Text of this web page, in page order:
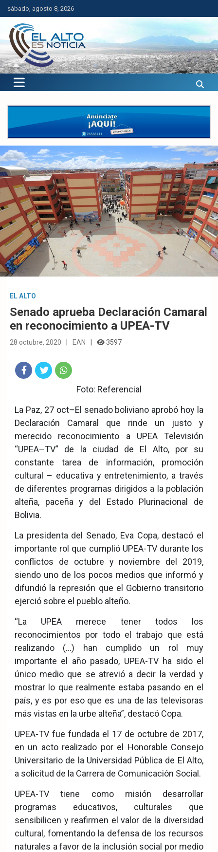
Saltar
al
contenido
sábado, agosto 8, 2026
El Alto es Noticia
Últimas noticias de El Alto, Bolivia y el mundo.
EL ALTO
Senado aprueba Declaración Camaral
en reconocimiento a UPEA-TV
28 octubre, 2020 EAN 3597
ook
ter
tsA
pp
Foto: Referencial
La Paz, 27 oct–El senado boliviano aprobó hoy la
Declaración Camaral que rinde un justo y
merecido reconocimiento a UPEA Televisión
“UPEA–TV” de la ciudad de El Alto, por su
constante tarea de información, promoción
cultural – educativa y entretenimiento, a través
de diferentes programas dirigidos a la población
alteña, paceña y del Estado Plurinacional de
Bolivia.
La presidenta del Senado, Eva Copa, destacó el
importante rol que cumplió UPEA-TV durante los
conflictos de octubre y noviembre del 2019,
siendo uno de los pocos medios que informó y
difundió la represión que el Gobierno transitorio
ejerció sobre el pueblo alteño.
“La UPEA merece tener todos los
reconocimientos por todo el trabajo que está
realizando (…) han cumplido un rol muy
importante el año pasado, UPEA-TV ha sido el
único medio que se atrevió a decir la verdad y
mostrar lo que realmente estaba pasando en el
país, y es por eso que es una de las televisoras
más vistas en la urbe alteña”, destacó Copa.
UPEA-TV fue fundada el 17 de octubre de 2017,
en un acto realizado por el Honorable Consejo
Universitario de la Universidad Pública de El Alto,
a solicitud de la Carrera de Comunicación Social.
UPEA-TV tiene como misión desarrollar
programas educativos, culturales que
sensibilicen y reafirmen el valor de la diversidad
cultural, fomentando la defensa de los recursos
naturales a favor de la inclusión social por medio